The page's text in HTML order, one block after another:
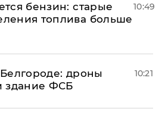
бензин: старые
топлива больше
10:49
дроны
здание ФСБ
10:21